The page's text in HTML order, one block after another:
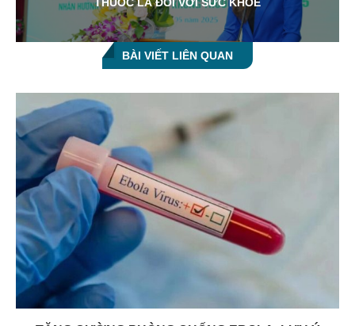
BÀI VIẾT LIÊN QUAN